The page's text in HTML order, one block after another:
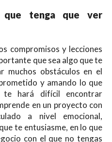
que tenga que ver
compromisos y lecciones
que sea algo que te
muchos obstáculos en el
y amando lo que
te hará difícil encontrar
en un proyecto con
a nivel emocional,
te entusiasme, en lo que
con el que no tengas